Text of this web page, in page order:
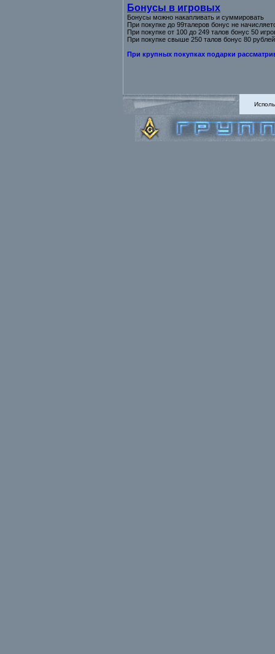
Бонусы в игровых
Бонусы можно накапливать и суммировать
При покупке до 99талеров бонус не
При покупке от 100 до 249 талов бонус 50
При покупке свыше 250 талов бонус 80
При крупных покупках подарки